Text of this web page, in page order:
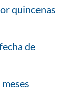
quincenas
de